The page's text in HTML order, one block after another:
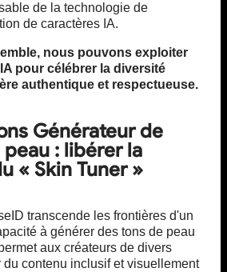
de la technologie de
de caractères IA.
nous pouvons exploiter
pour célébrer la diversité
authentique et respectueuse.
Générateur de
: libérer la
« Skin Tuner »
transcende les frontières d'un
à générer des tons de peau
aux créateurs de divers
contenu inclusif et visuellement